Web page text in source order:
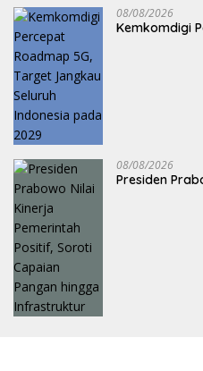
08/08/2026
Kemkomdigi
08/08/2026
Presiden